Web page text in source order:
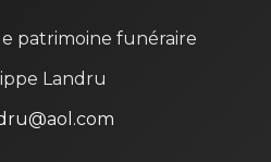
patrimoine funéraire
Landru